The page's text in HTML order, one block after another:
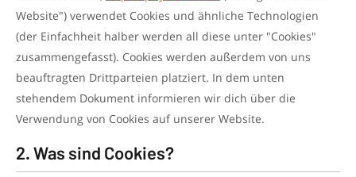
Website") verwendet Cookies und ähnliche Technologien
(der Einfachheit halber werden all diese unter "Cookies"
zusammengefasst). Cookies werden außerdem von uns
beauftragten Drittparteien platziert. In dem unten
stehendem Dokument informieren wir dich über die
Verwendung von Cookies auf unserer Website.
2. Was sind Cookies?